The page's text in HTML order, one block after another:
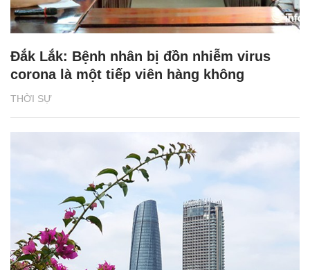
THỜI SỰ
Đắk Lắk: Bệnh nhân bị đồn nhiễm virus
corona là một tiếp viên hàng không